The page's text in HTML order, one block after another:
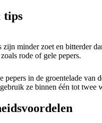
tips
zijn minder zoet en bitterder
rode of gele pepers.
pepers in de groentelade van
ze binnen één tot twee